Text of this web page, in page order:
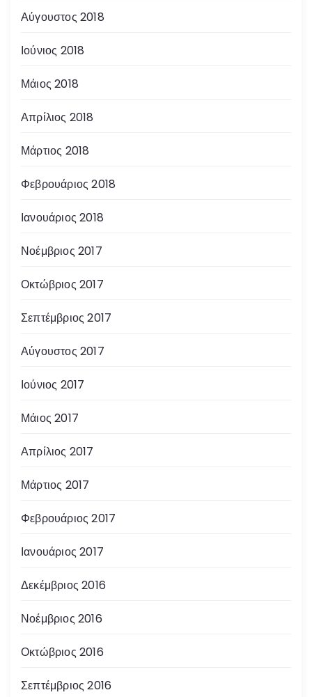
Αύγουστος 2018
Ιούνιος 2018
Μάιος 2018
Απρίλιος 2018
Μάρτιος 2018
Φεβρουάριος 2018
Ιανουάριος 2018
Νοέμβριος 2017
Οκτώβριος 2017
Σεπτέμβριος 2017
Αύγουστος 2017
Ιούνιος 2017
Μάιος 2017
Απρίλιος 2017
Μάρτιος 2017
Φεβρουάριος 2017
Ιανουάριος 2017
Δεκέμβριος 2016
Νοέμβριος 2016
Οκτώβριος 2016
Σεπτέμβριος 2016